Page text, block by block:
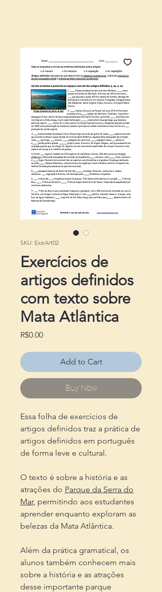
SKU: ExeArt02
Exercícios de
artigos definidos
com texto sobre
Mata Atlântica
R$0.00Price
Add to Cart
Buy Now
Essa folha de exercícios de
artigos definidos traz a prática de
artigos definidos em português
de forma leve e cultural.
O texto é sobre a história e as
atrações do Parque da Serra do
Mar, permitindo aos estudantes
aprender enquanto exploram as
belezas da Mata Atlântica.
Além da prática gramatical, os
alunos também conhecem mais
sobre a história e as atrações
desse importante parque